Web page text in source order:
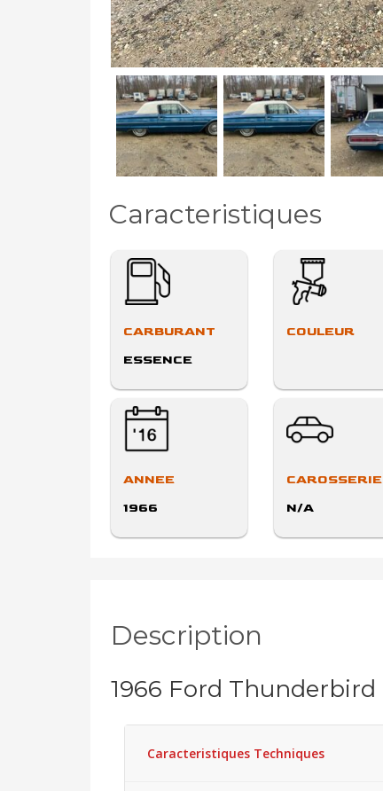
Caracteristiques
CARBURANT
ESSENCE
ANNEE
1966
COULEUR
CAROSSERIE
N/A
Description
1966 Ford Thunderbird
Caracteristiques Techniques